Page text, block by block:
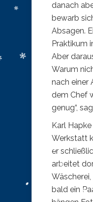
danach
bewarb
Absagen.
Praktikum
Aber
Warum
nach einer
dem Chef
genug“,
Karl
Werkstatt
er
arbeitet
bald ein